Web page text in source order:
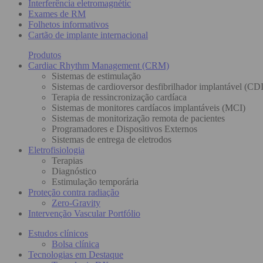
Interferência eletromagnétic
Exames de RM
Folhetos informativos
Cartão de implante internacional
Produtos
Cardiac Rhythm Management (CRM)
Sistemas de estimulação
Sistemas de cardioversor desfibrilhador implantável
Terapia de ressincronização cardíaca
Sistemas de monitores cardíacos implantáveis (MCI)
Sistemas de monitorização remota de pacientes
Programadores e Dispositivos Externos
Sistemas de entrega de eletrodos
Eletrofisiologia
Terapias
Diagnóstico
Estimulação temporária
Proteção contra radiação
Zero-Gravity
Intervenção Vascular Portfólio
Estudos clínicos
Bolsa clínica
Tecnologias em Destaque